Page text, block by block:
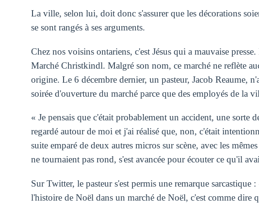
La ville, selon lui, doit donc s'assurer que les décorations
se sont rangés à ses arguments.
Chez nos voisins ontariens, c'est Jésus qui a mauvaise
Marché Christkindl. Malgré son nom, ce marché ne reflète
origine. Le 6 décembre dernier, un pasteur, Jacob Reaume,
soirée d'ouverture du marché parce que des employés de la
« Je pensais que c'était probablement un accident, une sorte
regardé autour de moi et j'ai réalisé que, non, c'était
suite emparé de deux autres micros sur scène, avec les
ne tournaient pas rond, s'est avancée pour écouter ce qu'il
Sur Twitter, le pasteur s'est permis une remarque
l'histoire de Noël dans un marché de Noël, c'est comme dire